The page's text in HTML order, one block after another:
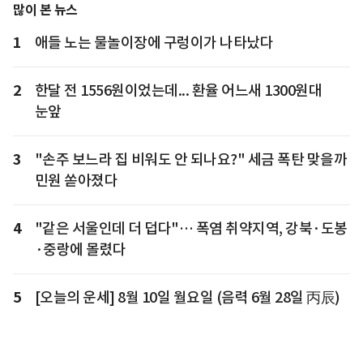
많이 본 뉴스
1 애들 노는 물놀이장에 구렁이가 나타났다
2
한달 전 1556원이었는데... 환율 어느새 1300원대
눈앞
3
"손주 보느라 집 비워도 안 되나요?" 세금 폭탄 맞을까
민원 쏟아졌다
4
"같은 서울인데 더 덥다"… 폭염 취약지역, 강북·도봉
·중랑에 몰렸다
5 [오늘의 운세] 8월 10일 월요일 (음력 6월 28일 丙辰)